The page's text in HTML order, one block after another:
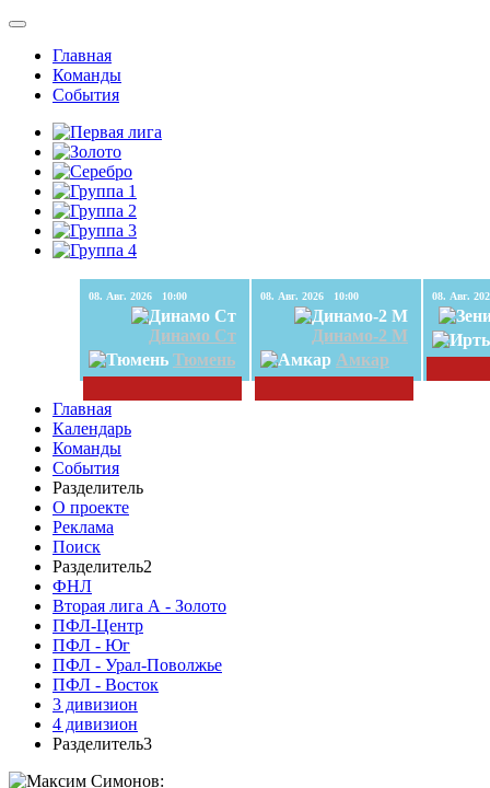
Главная
Команды
События
08. Авг. 2026 10:00
Динамо Ст
Тюмень
08. Авг. 2026 10:00
Динамо-2 М
Амкар
Главная
Календарь
Команды
События
Разделитель
О проекте
Реклама
Поиск
Разделитель2
ФНЛ
Вторая лига А - Золото
ПФЛ-Центр
ПФЛ - Юг
ПФЛ - Урал-Поволжье
ПФЛ - Восток
3 дивизион
4 дивизион
Разделитель3